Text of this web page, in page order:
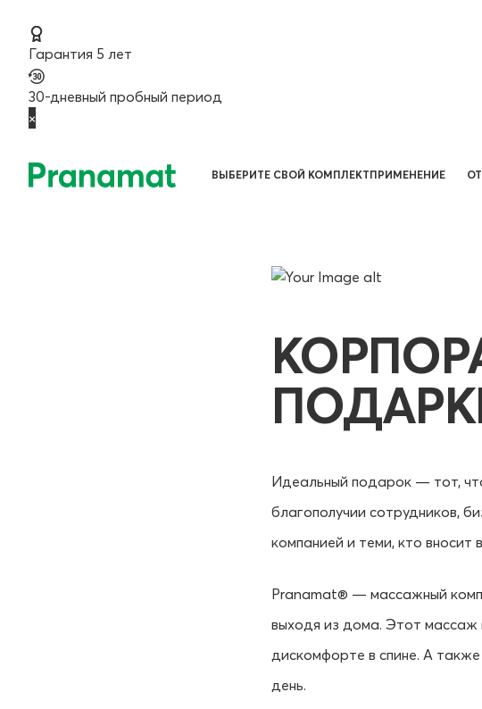
Гарантия 5 лет
30-дневный пробный период
×
ВЫБЕРИТЕ СВОЙ КОМПЛЕКТПРИМЕНЕНИЕ
Идеальный подарок — тот,
благополучии сотрудников,
компанией и теми, кто вносит
Pranamat® — массажный
выходя из дома. Этот массаж
дискомфорте в спине. А
день.